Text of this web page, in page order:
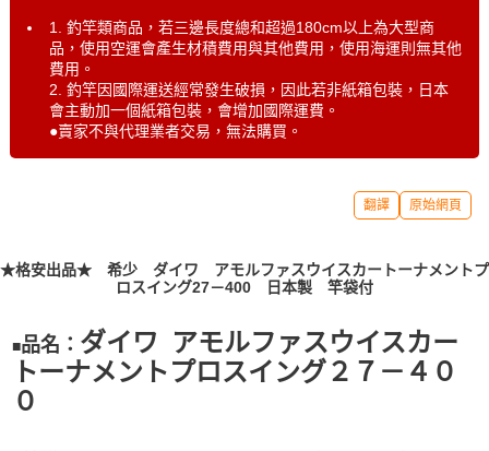
1. 釣竿類商品，若三邊長度總和超過180cm以上為大型商
品，使用空運會產生材積費用與其他費用，使用海運則無其他
費用。
2. 釣竿因國際運送經常發生破損，因此若非紙箱包裝，日本
會主動加一個紙箱包裝，會增加國際運費。
●賣家不與代理業者交易，無法購買。
翻譯 原始網頁
★格安出品★ 希少 ダイワ アモルファスウイスカートーナメントプ
ロスイング27－400 日本製 竿袋付
■品名： ダイワ アモルファスウイスカー
トーナメントプロスイング２７－４０
０